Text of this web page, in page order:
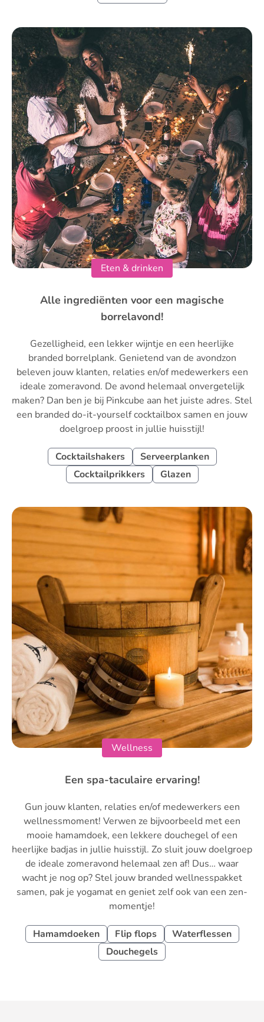
Eten & drinken
Alle ingrediënten voor een magische
borrelavond!
Gezelligheid, een lekker wijntje en een heerlijke
branded borrelplank. Genietend van de avondzon
beleven jouw klanten, relaties en/of medewerkers een
ideale zomeravond. De avond helemaal onvergetelijk
maken? Dan ben je bij Pinkcube aan het juiste adres. Stel
een branded do-it-yourself cocktailbox samen en jouw
doelgroep proost in jullie huisstijl!
Cocktailshakers
Serveerplanken
Cocktailprikkers
Glazen
Wellness
Een spa-taculaire ervaring!
Gun jouw klanten, relaties en/of medewerkers een
wellnessmoment! Verwen ze bijvoorbeeld met een
mooie hamamdoek, een lekkere douchegel of een
heerlijke badjas in jullie huisstijl. Zo sluit jouw doelgroep
de ideale zomeravond helemaal zen af! Dus… waar
wacht je nog op? Stel jouw branded wellnesspakket
samen, pak je yogamat en geniet zelf ook van een zen-
momentje!
Hamamdoeken Flip flops
Waterflessen
Douchegels